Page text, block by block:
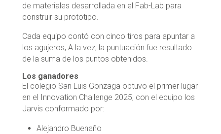
de materiales desarrollada en el Fab-Lab para
construir su prototipo.
Cada equipo contó con cinco tiros para apuntar a
los agujeros, A la vez, la puntuación fue resultado
de la suma de los puntos obtenidos.
Los ganadores
El colegio San Luis Gonzaga obtuvo el primer lugar
en el Innovation Challenge 2025, con el equipo los
Jarvis conformado por:
Alejandro Buenaño